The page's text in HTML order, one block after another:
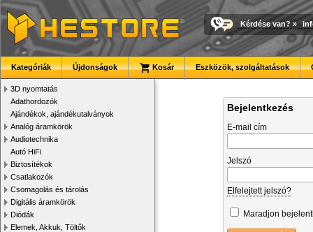
Kérdése van? »
Kategóriák Újdonságok Kosár Eszközök, szolgáltatások
3D nyomtatás
Adathordozók
Ajándékok, ajándékutalványok
Analóg áramkörök
Audiotechnika
Autó HiFi
Biztosítékok
Csatlakozók
Csomagolás és tárolás
Digitális áramkörök
Diódák
Elemek, Akkuk, Töltők
Bejelentkezés
E-mail cím
Jelszó
Elfelejtett jelszó?
Maradjon